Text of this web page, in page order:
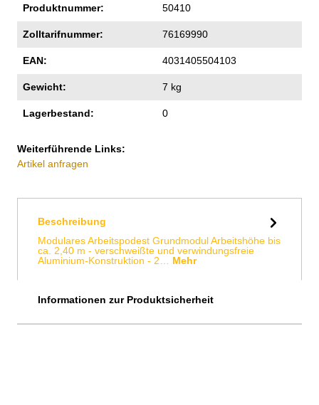
Produktnummer: 50410
Zolltarifnummer: 76169990
EAN: 4031405504103
Gewicht: 7 kg
Lagerbestand: 0
Weiterführende Links:
Artikel anfragen
Beschreibung
Modulares Arbeitspodest Grundmodul Arbeitshöhe bis
ca. 2,40 m - verschweißte und verwindungsfreie
Aluminium-Konstruktion - 2… Mehr
Informationen zur Produktsicherheit